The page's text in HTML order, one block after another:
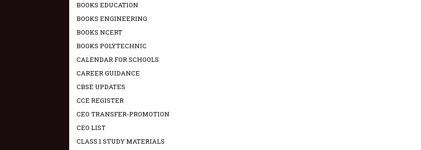
BOOKS EDUCATION
BOOKS ENGINEERING
BOOKS NCERT
BOOKS POLYTECHNIC
CALENDAR FOR SCHOOLS
CAREER GUIDANCE
CBSE UPDATES
CCE REGISTER
CEO TRANSFER-PROMOTION
CEO LIST
CLASS 1 STUDY MATERIALS